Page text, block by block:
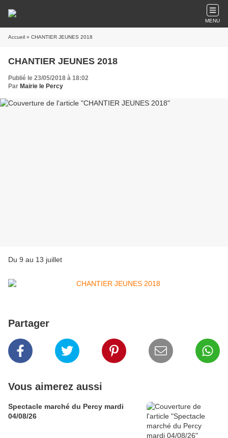
MENU
Accueil » CHANTIER JEUNES 2018
CHANTIER JEUNES 2018
Publié le 23/05/2018 à 18:02
Par Mairie le Percy
Du 9 au 13 juillet
Partager
Vous aimerez aussi
Spectacle marché du Percy mardi
04/08/26